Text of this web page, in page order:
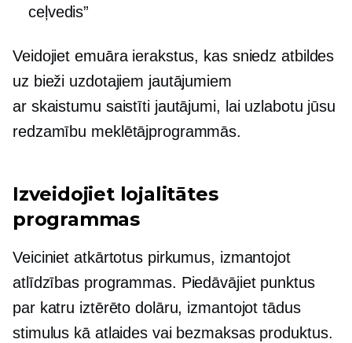
ceļvedis”
Veidojiet emuāra ierakstus, kas sniedz atbildes
uz bieži uzdotajiem jautājumiem
ar skaistumu saistītijautājumi, lai uzlabotu jūsu
redzamību meklētājprogrammās.
Izveidojiet lojalitātes
programmas
Veiciniet atkārtotus pirkumus, izmantojot
atlīdzības programmas. Piedāvājiet punktus
par katru iztērēto dolāru, izmantojot tādus
stimulus kā atlaides vai bezmaksas produktus.